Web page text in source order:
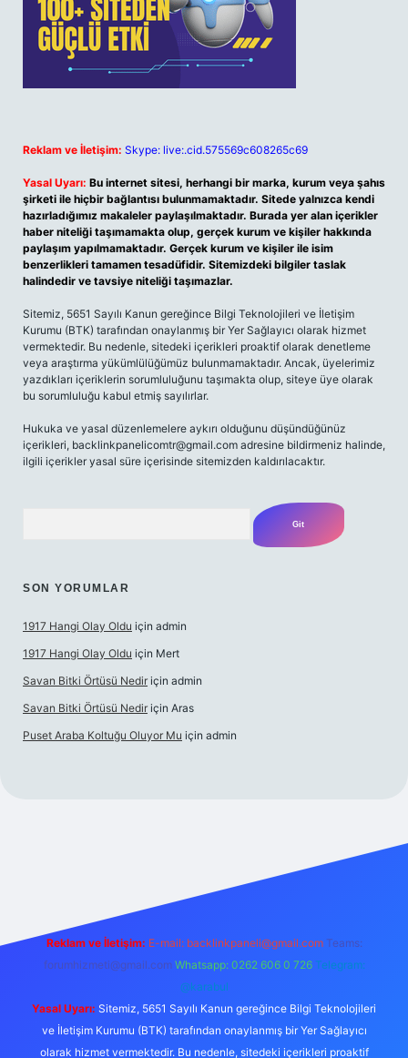
Reklam ve İletişim: Skype: live:.cid.575569c608265c69
Yasal Uyarı: Bu internet sitesi, herhangi bir marka, kurum veya şahıs
şirketi ile hiçbir bağlantısı bulunmamaktadır. Sitede yalnızca kendi
hazırladığımız makaleler paylaşılmaktadır. Burada yer alan içerikler
haber niteliği taşımamakta olup, gerçek kurum ve kişiler hakkında
paylaşım yapılmamaktadır. Gerçek kurum ve kişiler ile isim
benzerlikleri tamamen tesadüfidir. Sitemizdeki bilgiler taslak
halindedir ve tavsiye niteliği taşımazlar.
Sitemiz, 5651 Sayılı Kanun gereğince Bilgi Teknolojileri ve İletişim
Kurumu (BTK) tarafından onaylanmış bir Yer Sağlayıcı olarak hizmet
vermektedir. Bu nedenle, sitedeki içerikleri proaktif olarak denetleme
veya araştırma yükümlülüğümüz bulunmamaktadır. Ancak, üyelerimiz
yazdıkları içeriklerin sorumluluğunu taşımakta olup, siteye üye olarak
bu sorumluluğu kabul etmiş sayılırlar.
Hukuka ve yasal düzenlemelere aykırı olduğunu düşündüğünüz
içerikleri, backlinkpanelicomtr@gmail.com adresine bildirmeniz halinde,
ilgili içerikler yasal süre içerisinde sitemizden kaldırılacaktır.
SON YORUMLAR
1917 Hangi Olay Oldu için admin
1917 Hangi Olay Oldu için Mert
Savan Bitki Örtüsü Nedir için admin
Savan Bitki Örtüsü Nedir için Aras
Puset Araba Koltuğu Oluyor Mu için admin
Reklam ve İletişim: E-mail: backlinkpaneli@gmail.com Teams:
forumhizmeti@gmail.com Whatsapp: 0262 606 0 726 Telegram:
@karabul
Yasal Uyarı: Sitemiz, 5651 Sayılı Kanun gereğince Bilgi Teknolojileri
ve İletişim Kurumu (BTK) tarafından onaylanmış bir Yer Sağlayıcı
olarak hizmet vermektedir. Bu nedenle, sitedeki içerikleri proaktif